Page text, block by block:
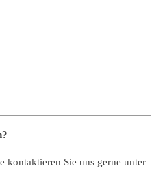
kontaktieren Sie uns gerne unter